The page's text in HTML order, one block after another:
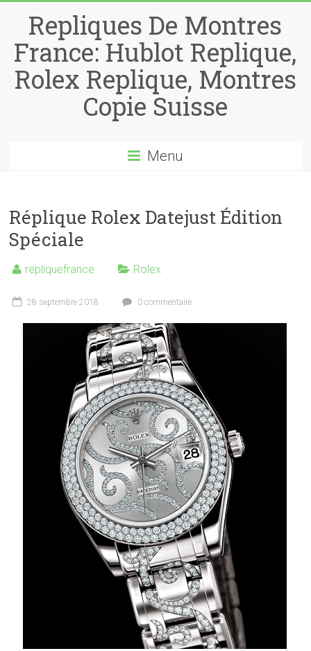
Repliques De Montres
France: Hublot Replique,
Rolex Replique, Montres
Copie Suisse
Menu
Réplique Rolex Datejust Édition
Spéciale
repliquefrance Rolex
28 septembre 2018 0 commentaire